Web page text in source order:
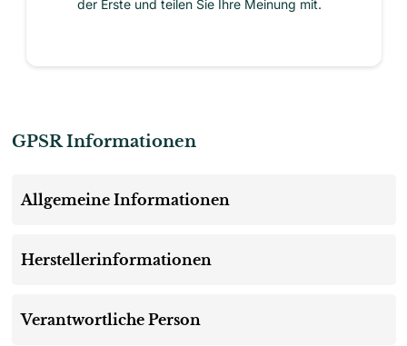
der Erste und teilen Sie Ihre Meinung mit.
GPSR Informationen
Allgemeine Informationen
Herstellerinformationen
Verantwortliche Person